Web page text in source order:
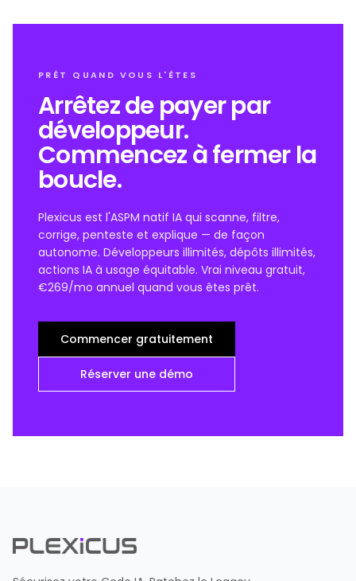
PRÊT QUAND VOUS L'ÊTES
Arrêtez de payer par
développeur.
Commencez à fermer la
boucle.
Plexicus est l'ASPM natif IA qui scanne, filtre,
corrige, penteste et explique — de façon
autonome. Développeurs illimités, dépôts illimités,
actions IA à usage équitable. Vrai niveau gratuit,
€269/mo annuel quand vous êtes prêt.
Commencer gratuitement
Réserver une démo